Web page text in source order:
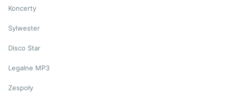
Koncerty
Sylwester
Disco Star
Legalne MP3
Zespoły